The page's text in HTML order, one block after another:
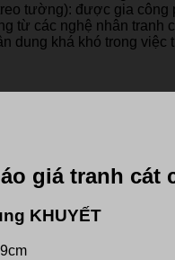
tường): được gia
từ các nghệ nhân tranh
dung khá khó trong
giá tranh cát
KHUYẾT